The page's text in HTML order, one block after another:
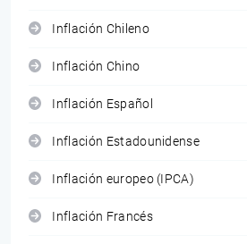
Inflación Chileno
Inflación Chino
Inflación Español
Inflación Estadounidense
Inflación europeo (IPCA)
Inflación Francés